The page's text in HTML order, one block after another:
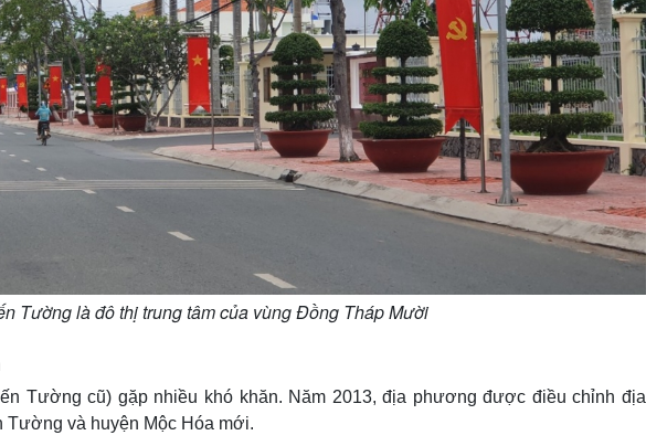
Tường là đô thị trung tâm của vùng Đồng Tháp Mười
Tường cũ) gặp nhiều khó khăn. Năm 2013, địa phương được điều chỉnh địa
Tường và huyện Mộc Hóa mới.